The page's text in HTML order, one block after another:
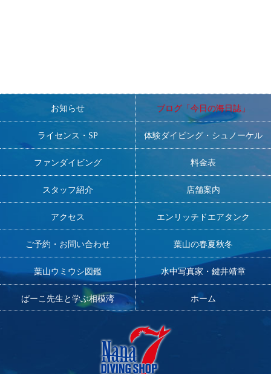
お知らせ ブログ「今日の海日誌」
ライセンス・SP 体験ダイビング・シュノーケル
ファンダイビング 料金表
スタッフ紹介 店舗案内
アクセス エンリッチドエアタンク
ご予約・お問い合わせ 葉山の春夏秋冬
葉山ウミウシ図鑑 水中写真家・鍵井靖章
ぱーこ先生と学ぶ相模湾 ホーム